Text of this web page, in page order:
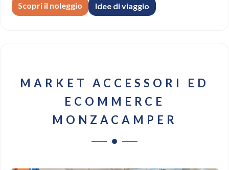
Scopri il noleggio Idee di viaggio
MARKET ACCESSORI ED
ECOMMERCE
MONZACAMPER